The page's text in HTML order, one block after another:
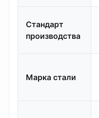
Стандарт
производства
Марка стали